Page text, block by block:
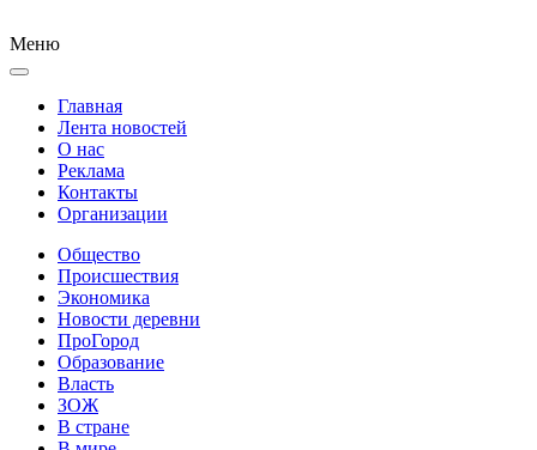
Меню
Главная
Лента новостей
О нас
Реклама
Контакты
Организации
Общество
Происшествия
Экономика
Новости деревни
ПроГород
Образование
Власть
ЗОЖ
В стране